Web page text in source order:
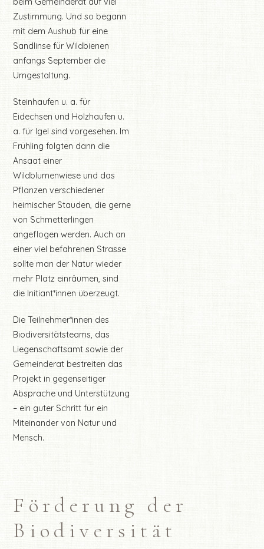
Zustimmung. Und so begann
mit dem Aushub für eine
Sandlinse für Wildbienen
anfangs September die
Umgestaltung.
Steinhaufen u. a. für
Eidechsen und Holzhaufen u.
a. für Igel sind vorgesehen. Im
Frühling folgten dann die
Ansaat einer
Wildblumenwiese und das
Pflanzen verschiedener
heimischer Stauden, die gerne
von Schmetterlingen
angeflogen werden. Auch an
einer viel befahrenen Strasse
sollte man der Natur wieder
mehr Platz einräumen, sind
die Initiant*innen überzeugt.
Die Teilnehmer*innen des
Biodiversitätsteams, das
Liegenschaftsamt sowie der
Gemeinderat bestreiten das
Projekt in gegenseitiger
Absprache und Unterstützung
– ein guter Schritt für ein
Miteinander von Natur und
Mensch.
Förderung der
Biodiversität